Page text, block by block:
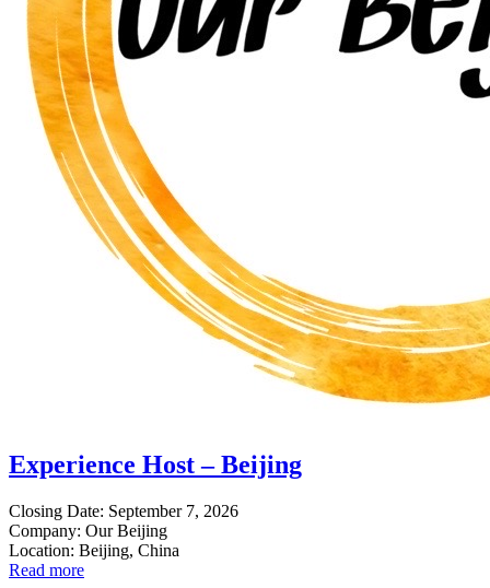
Experience Host – Beijing
Closing Date: September 7, 2026
Company: Our Beijing
Location: Beijing, China
Read more